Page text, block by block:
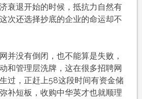
衰退开始的时候，抵抗力自然有
次还选择抄底的企业的命运却不
并没有倒闭，也不能算是失败，
和管理层洗牌，这在很多招聘网
过，正赶上58这段时间有资金储
补短板，收购中华英才也就顺理